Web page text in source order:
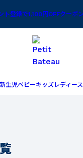
ト登録で1,100円OFFクーポ
新生児ベビーキッズ レディース